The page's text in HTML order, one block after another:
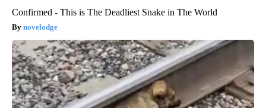
Confirmed - This is The Deadliest Snake in The World
novelodge